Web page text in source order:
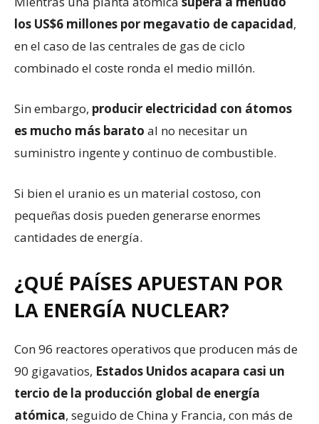
los US$6 millones por megavatio de capacidad,
en el caso de las centrales de gas de ciclo
combinado el coste ronda el medio millón.
Sin embargo, producir electricidad con átomos
es mucho más barato al no necesitar un
suministro ingente y continuo de combustible.
Si bien el uranio es un material costoso, con
pequeñas dosis pueden generarse enormes
cantidades de energía.
¿QUÉ PAÍSES APUESTAN POR
LA ENERGÍA NUCLEAR?
Con 96 reactores operativos que producen más de
90 gigavatios, Estados Unidos acapara casi un
tercio de la producción global de energía
atómica, seguido de China y Francia, con más de